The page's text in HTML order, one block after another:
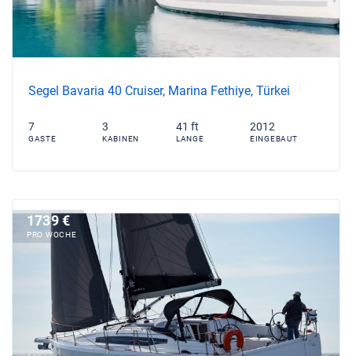
Segel Bavaria 40 Cruiser, Marina Fethiye, Türkei
7
GASTE
3
KABINEN
41 ft
LANGE
2012
EINGEBAUT
1739 €
PRO WOCHE